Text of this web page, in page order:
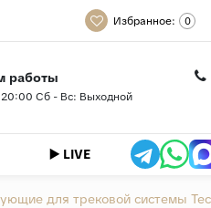
Избранное: 0
работы
Сб - Вс: Выходной
▶️ LIVE
для трековой системы